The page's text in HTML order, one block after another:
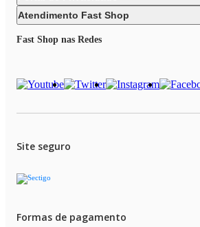
Atendimento Fast Shop
Fast Shop nas Redes
Site seguro
Formas de pagamento